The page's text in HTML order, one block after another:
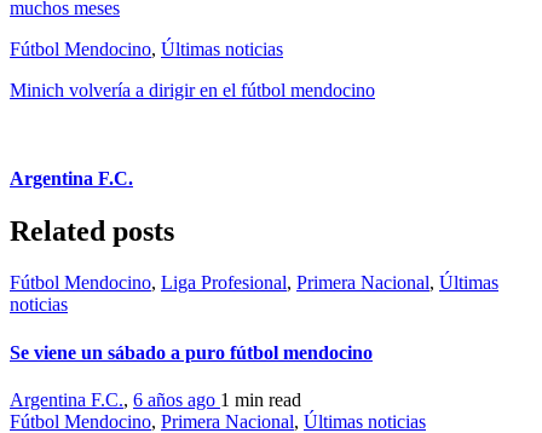
muchos meses
Fútbol Mendocino, Últimas noticias
Minich volvería a dirigir en el fútbol mendocino
Argentina F.C.
Related posts
Fútbol Mendocino, Liga Profesional, Primera Nacional, Últimas
noticias
Se viene un sábado a puro fútbol mendocino
Argentina F.C., 6 años ago 1 min read
Fútbol Mendocino, Primera Nacional, Últimas noticias